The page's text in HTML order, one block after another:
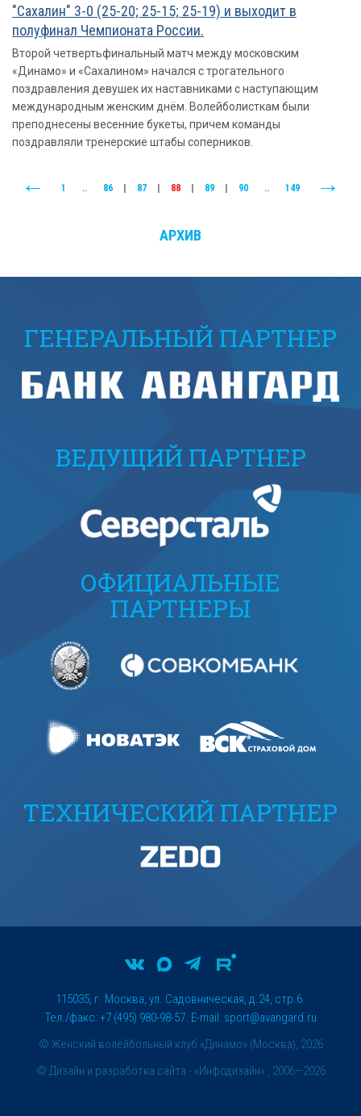
"Сахалин" 3-0 (25-20; 25-15; 25-19) и выходит в
полуфинал Чемпионата России.
Второй четвертьфинальный матч между московским
«Динамо» и «Сахалином» начался с трогательного
поздравления девушек их наставниками с наступающим
международным женским днём. Волейболисткам были
преподнесены весенние букеты, причем команды
поздравляли тренерские штабы соперников.
1 .. 86 87 88 89 90 .. 149
АРХИВ
ГЕНЕРАЛЬНЫЙ ПАРТНЕР
ВЕДУЩИЙ ПАРТНЕР
ОФИЦИАЛЬНЫЕ
ПАРТНЕРЫ
ТЕХНИЧЕСКИЙ ПАРТНЕР
© Женский волейбольный клуб «Динамо» (Москва), 2026
115035, г. Москва, ул. Садовническая, д.24, стр.6.
Тел./факс: +7 (495) 980-98-57. E-mail: sport@avangard.ru
© Дизайн и разработка сайта - «Инфодизайн» , 2006—2026